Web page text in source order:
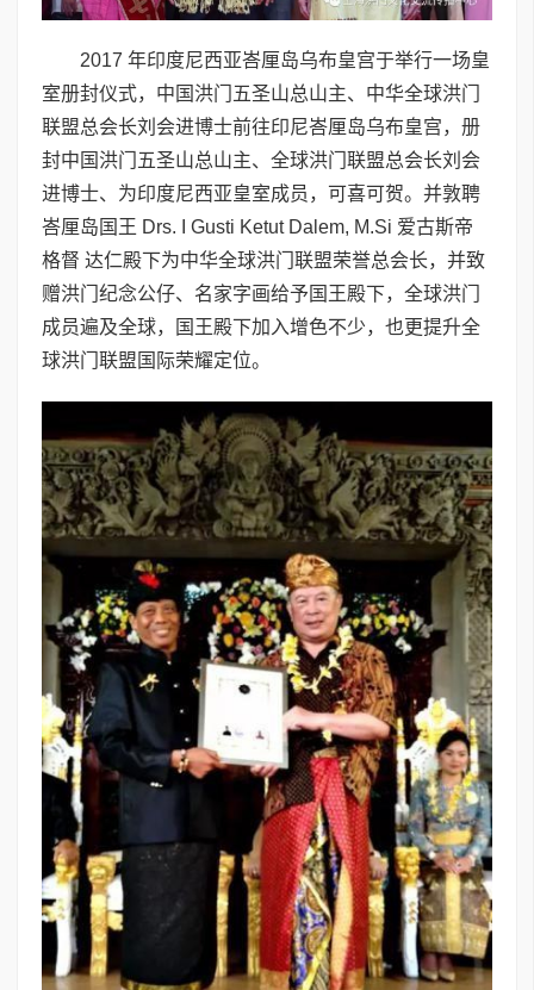
2017 年印度尼西亚峇厘岛乌布皇宫于举行一场皇
室册封仪式，中国洪门五圣山总山主、中华全球洪门
联盟总会长刘会进博士前往印尼峇厘岛乌布皇宫，册
封中国洪门五圣山总山主、全球洪门联盟总会长刘会
进博士、为印度尼西亚皇室成员，可喜可贺。并敦聘
峇厘岛国王 Drs. I Gusti Ketut Dalem, M.Si 爱古斯帝
格督 达仁殿下为中华全球洪门联盟荣誉总会长，并致
赠洪门纪念公仔、名家字画给予国王殿下，全球洪门
成员遍及全球，国王殿下加入增色不少，也更提升全
球洪门联盟国际荣耀定位。